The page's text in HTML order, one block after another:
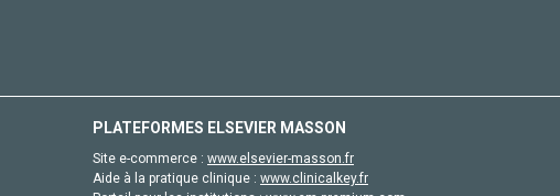
PLATEFORMES ELSEVIER MASSON
Site e-commerce : www.elsevier-masson.fr
Aide à la pratique clinique : www.clinicalkey.fr